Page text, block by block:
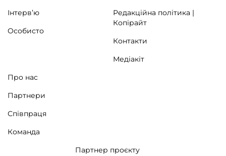
Інтерв’ю
Особисто
Редакційна політика |
Копірайт
Контакти
Медіакіт
Про нас
Партнери
Співпраця
Команда
Партнер проєкту